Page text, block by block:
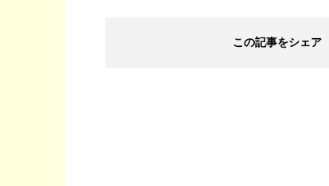
この記事をシェア